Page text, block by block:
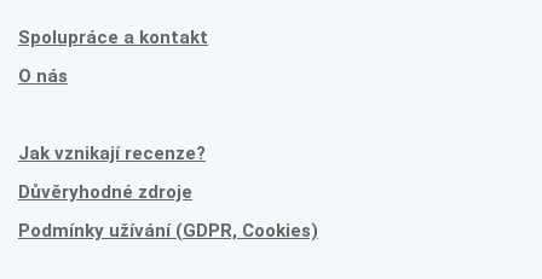
Spolupráce a kontakt
O nás
Jak vznikají recenze?
Důvěryhodné zdroje
Podmínky užívání (GDPR, Cookies)